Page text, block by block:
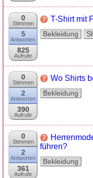
0
Stimmen
5
Antworten
825
Aufrufe
T-Shirt mit
Bekleidung
0
Stimmen
2
Antworten
390
Aufrufe
Wo Shirts
Bekleidung
0
Stimmen
2
Antworten
361
Aufrufe
führen?
Bekleidung